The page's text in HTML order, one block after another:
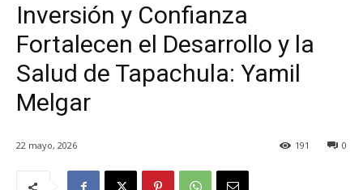
Inversión y Confianza
Fortalecen el Desarrollo y la
Salud de Tapachula: Yamil
Melgar
22 mayo, 2026 0
191